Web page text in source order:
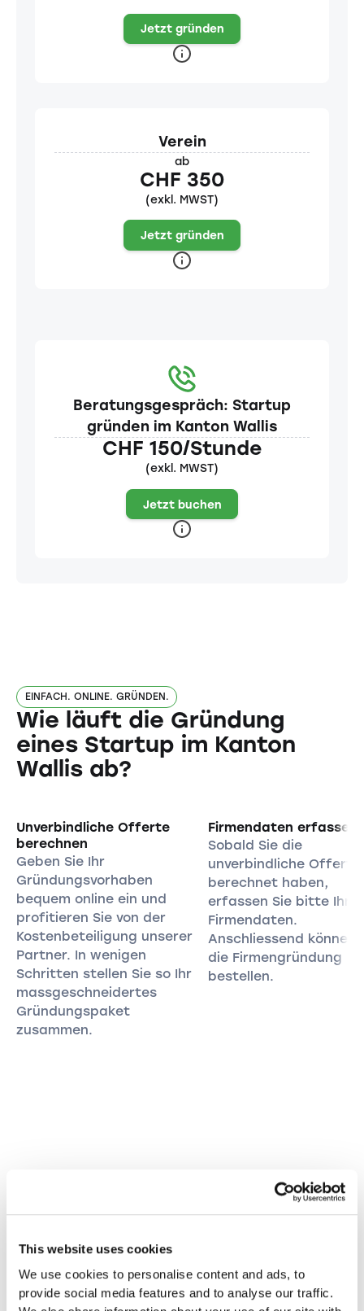
This website uses cookies
We use cookies to personalise content and ads, to
provide social media features and to analyse our traffic.
Jetzt gründen
Verein
ab
CHF 350
(exkl. MWST)
Jetzt gründen
Beratungsgespräch: Startup
gründen im Kanton Wallis
CHF 150/Stunde
(exkl. MWST)
Jetzt buchen
EINFACH. ONLINE. GRÜNDEN.
Wie läuft die Gründung
eines Startup im Kanton
Wallis ab?
Unverbindliche Offerte
berechnen
Geben Sie Ihr
Gründungsvorhaben
bequem online ein und
profitieren Sie von der
Kostenbeteiligung unserer
Partner. In wenigen
Schritten stellen Sie so Ihr
massgeschneidertes
Gründungspaket
zusammen.
Firmendaten erfassen
Sobald Sie die
unverbindliche Offerte
berechnet haben,
erfassen Sie bitte Ihre
Firmendaten.
Anschliessend können
die Firmengründung
bestellen.
Kanton Wallis
Häufig gestellte Fragen zur Gründung eines
Startup im Kanton Wallis.